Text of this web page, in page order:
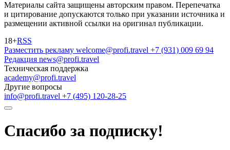
Материалы сайта защищены авторским правом. Перепечатка
и цитирование допускаются только при указании источника и
размещении активной ссылки на оригинал публикации.
18+RSS
Разместить рекламу welcome@profi.travel +7 (931) 009 69 94
Редакция news@profi.travel
Техническая поддержка
academy@profi.travel
Другие вопросы
info@profi.travel +7 (495) 120-28-25
Спасибо за подписку!